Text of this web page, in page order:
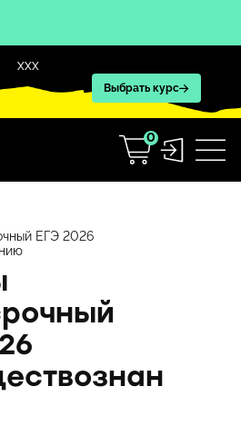
XXX
Выбрать курс
0
ЕГЭ 2026